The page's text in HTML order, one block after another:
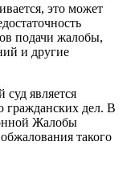
это может
подачи жалобы,
и другие
является
гражданских дел. В
Жалобы
такого